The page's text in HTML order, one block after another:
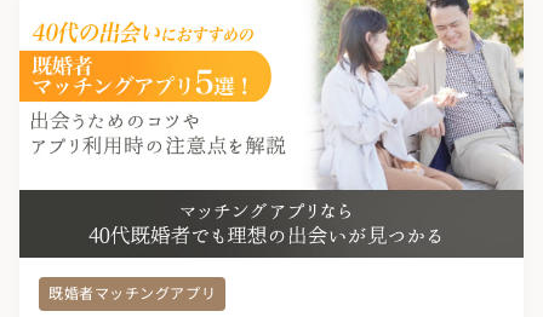
既婚者マッチングアプリ